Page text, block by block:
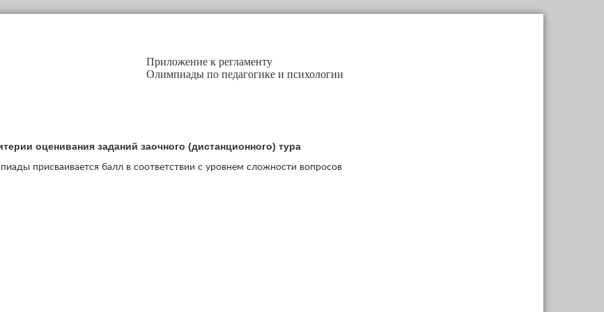
Приложение к регламенту
Олимпиады по педагогике и психологии
оценивания заданий заочного (дистанционного) тура
присваивается балл в соответствии с уровнем сложности вопросов